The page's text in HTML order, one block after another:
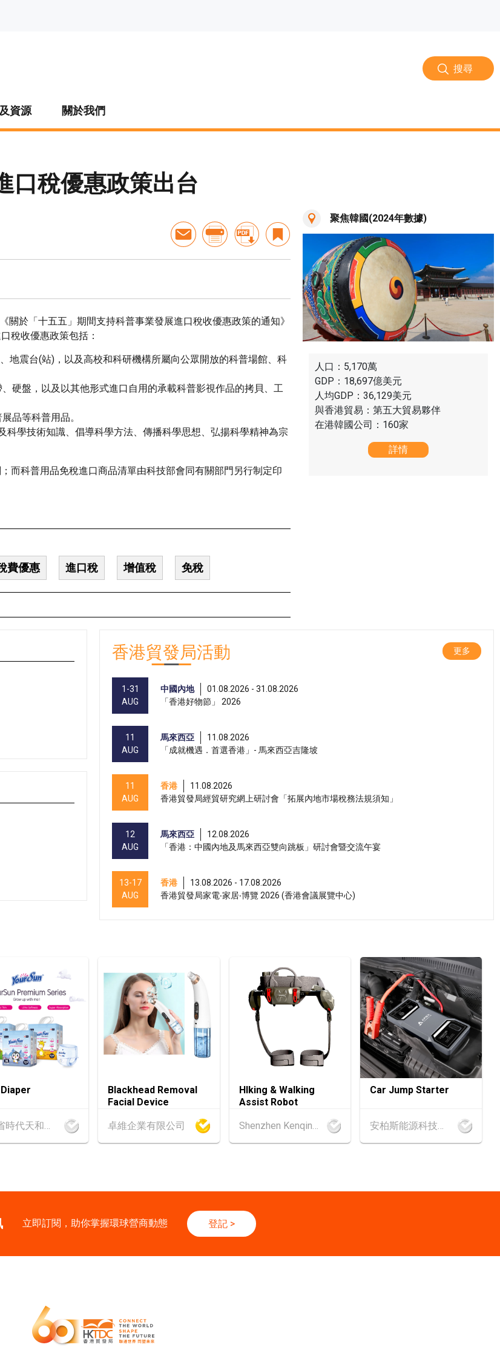
搜尋
資源 關於我們
口稅優惠政策出台
於「十五五」期間支持科普事業發展進口稅收優惠政策的通知》
稅收優惠政策包括：
地震台(站)，以及高校和科研機構所屬向公眾開放的科普場館、科
硬盤，以及以其他形式進口自用的承載科普影視作品的拷貝、工
品等科普用品。
學技術知識、倡導科學方法、傳播科學思想、弘揚科學精神為宗
而科普用品免稅進口商品清單由科技部會同有關部門另行制定印
費優惠 進口稅 增值稅 免稅
聚焦韓國(2024年數據)
人口：5,170萬
GDP：18,697億美元
人均GDP：36,129美元
與香港貿易：第五大貿易夥伴
在港韓國公司：160家
詳情
香港貿發局活動 更多
1-31
AUG
中國內地
01.08.2026 - 31.08.2026
「香港好物節」 2026
11
AUG
馬來西亞
11.08.2026
「成就機遇．首選香港」- 馬來西亞吉隆坡
11
AUG
香港
11.08.2026
香港貿發局經貿研究網上研討會「拓展內地市場稅務法規須知」
12
AUG
馬來西亞
12.08.2026
「香港：中國內地及馬來西亞雙向跳板」研討會暨交流午宴
13-17
AUG
香港
13.08.2026 - 17.08.2026
香港貿發局家電‧家居‧博覽 2026 (香港會議展覽中心)
13-15
AUG
香港
13.08.2026 - 15.08.2026
香港貿發局美食商貿博覽 2026 (香港會議展覽中心)
13-15
AUG
香港
13.08.2026 - 15.08.2026
香港貿發局香港國際茶展 2026 (香港會議展覽中心)
AUG
國際現代化中醫藥及健康產品會議 2026 (香港會議展覽中心)
13-17
香港
13.08.2026 - 17.08.2026
26
26.08.2026
「中小企資援組」網絡研討會系列︰AI「資」持・中小企出海攻略 -【一人公司×A
1-5
SEP
福建省時代天和實業有限公司
Blackhead Removal
Facial Device
卓維企業有限公司
HIking & Walking
Assist Robot
Shenzhen Kenqing Technology Co., Ltd.
Car Jump Starter
安柏斯能源科技有限公司
立即訂閱，助你掌握環球營商動態 登記>